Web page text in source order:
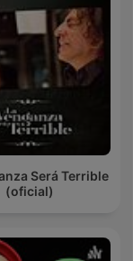
Será Terrible
(oficial)